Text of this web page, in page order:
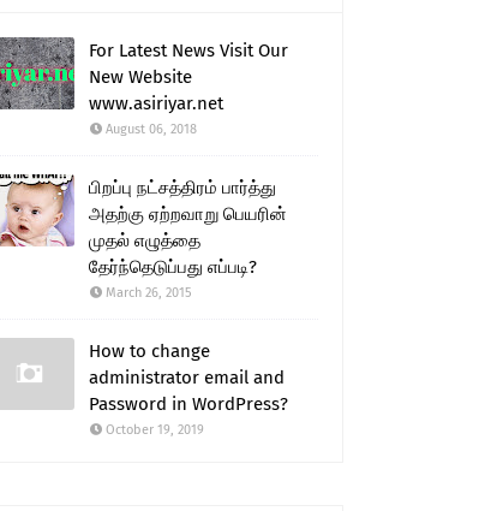
For Latest News Visit Our
New Website
www.asiriyar.net
August 06, 2018
பிறப்பு நட்சத்திரம் பார்த்து
அதற்கு ஏற்றவாறு பெயரின்
முதல் எழுத்தை
தேர்ந்தெடுப்பது எப்படி?
March 26, 2015
How to change
administrator email and
Password in WordPress?
October 19, 2019